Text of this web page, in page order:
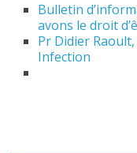
Bulletin
avons le droit
Pr Didier
Infection